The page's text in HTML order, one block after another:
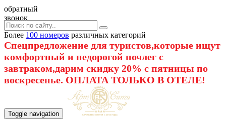
обратный
звонок
Более 100 номеров различных категорий
Спецпредложение для туристов,которые ищут
комфортный и недорогой ночлег с
завтраком,дарим скидку 20% с пятницы по
воскресенье. ОПЛАТА ТОЛЬКО В ОТЕЛЕ!
Toggle navigation